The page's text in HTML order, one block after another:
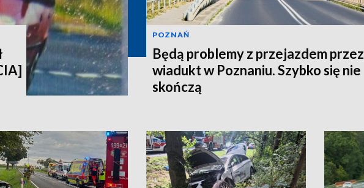
POZNAŃ
Będą problemy z przejazdem przez
wiadukt w Poznaniu. Szybko się nie
skończą